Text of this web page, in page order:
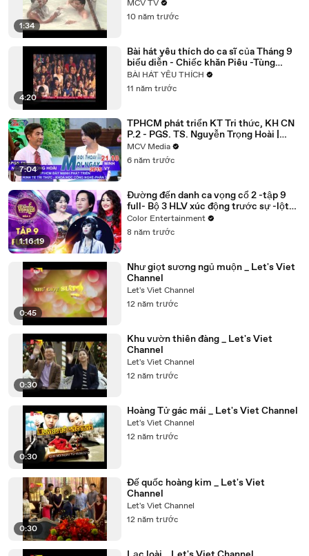
1:34
MCV TV
10 năm trước
4:20
Bài hát yêu thích do ca sĩ của Tháng 9
biểu diễn - Chiếc khăn Piêu -Tùng
Dương
BÀI HÁT YÊU THÍCH
11 năm trước
7:04
TPHCM phát triển KT Tri thức, KH CN
P.2 - PGS. TS. Nguyễn Trọng Hoài |
ĐTMN 211015
MCV Media
6 năm trước
1:16:19
Đường đến danh ca vọng cổ 2 -tập 9
full- Bộ 3 HLV xúc động trước sự -lột
xác- mạnh mẽ từ Trúc Phương
Color Entertainment
8 năm trước
0:45
Như giọt sương ngủ muộn _ Let's Viet
Channel
Let's Viet Channel
12 năm trước
0:30
Khu vườn thiên đàng _ Let's Viet
Channel
Let's Viet Channel
12 năm trước
0:30
Hoàng Tử gác mái _ Let's Viet Channel
Let's Viet Channel
12 năm trước
0:30
Đế quốc hoàng kim _ Let's Viet
Channel
Let's Viet Channel
12 năm trước